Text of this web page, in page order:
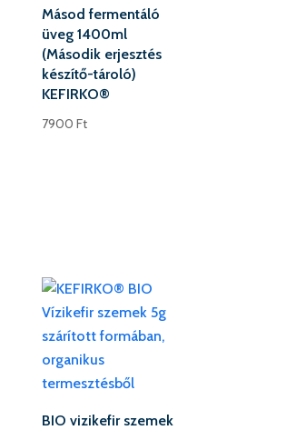
Másod fermentáló
üveg 1400ml
(Második erjesztés
készítő-tároló)
KEFIRKO®
7900Ft
BIO vizikefir szemek